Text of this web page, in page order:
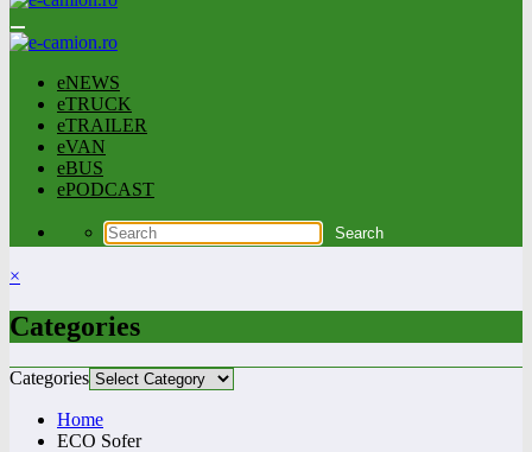
eNEWS
eTRUCK
eTRAILER
eVAN
eBUS
ePODCAST
×
Categories
Categories
Home
ECO Sofer